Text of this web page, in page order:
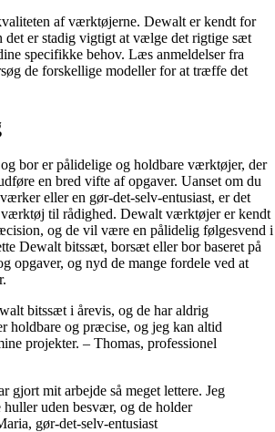
af værktøjerne. Dewalt er kendt for
det er stadig vigtigt at vælge det rigtige sæt
specifikke behov. Læs anmeldelser fra
de forskellige modeller for at træffe det
bor er pålidelige og holdbare værktøjer, der
en bred vifte af opgaver. Uanset om du
eller en gør-det-selv-entusiast, er det
værktøj til rådighed. Dewalt værktøjer er kendt
og de vil være en pålidelig følgesvend i
Dewalt bitssæt, borsæt eller bor baseret på
opgaver, og nyd de mange fordele ved at
bitssæt i årevis, og de har aldrig
holdbare og præcise, og jeg kan altid
projekter. – Thomas, professionel
gjort mit arbejde så meget lettere. Jeg
uden besvær, og de holder
gør-det-selv-entusiast